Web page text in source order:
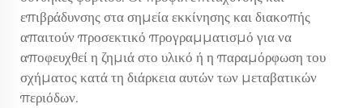
επιβράδυνσης στα σημεία εκκίνησης και διακοπής
απαιτούν προσεκτικό προγραμματισμό για να
αποφευχθεί η ζημιά στο υλικό ή η παραμόρφωση του
σχήματος κατά τη διάρκεια αυτών των μεταβατικών
περιόδων.